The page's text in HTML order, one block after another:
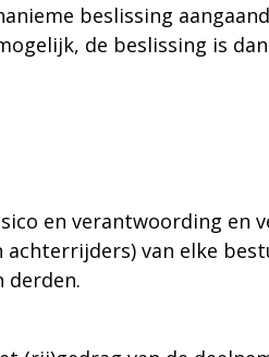
beslissing
de beslissing is dan
en verantwoording en
achterrijders) van elke
derden.